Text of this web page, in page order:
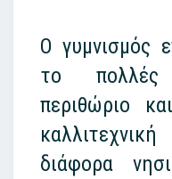
Ο γυμνισμός
το
περιθώριο
διάφορα